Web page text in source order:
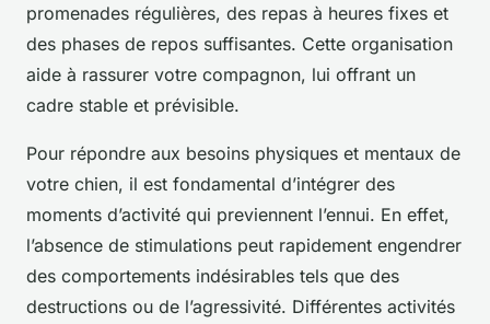
promenades régulières, des repas à heures fixes et
des phases de repos suffisantes. Cette organisation
aide à rassurer votre compagnon, lui offrant un
cadre stable et prévisible.
Pour répondre aux besoins physiques et mentaux de
votre chien, il est fondamental d’intégrer des
moments d’activité qui previennent l’ennui. En effet,
l’absence de stimulations peut rapidement engendrer
des comportements indésirables tels que des
destructions ou de l’agressivité. Différentes activités